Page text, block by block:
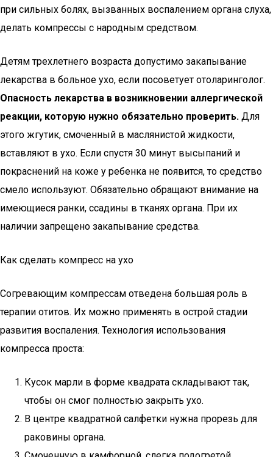
при сильных болях, вызванных воспалением органа слуха,
делать компрессы с народным средством.
Детям трехлетнего возраста допустимо закапывание
лекарства в больное ухо, если посоветует отоларинголог.
Опасность лекарства в возникновении аллергической
реакции, которую нужно обязательно проверить. Для
этого жгутик, смоченный в маслянистой жидкости,
вставляют в ухо. Если спустя 30 минут высыпаний и
покраснений на коже у ребенка не появится, то средство
смело используют. Обязательно обращают внимание на
имеющиеся ранки, ссадины в тканях органа. При их
наличии запрещено закапывание средства.
Как сделать компресс на ухо
Согревающим компрессам отведена большая роль в
терапии отитов. Их можно применять в острой стадии
развития воспаления. Технология использования
компресса проста:
Кусок марли в форме квадрата складывают так,
чтобы он смог полностью закрыть ухо.
В центре квадратной салфетки нужна прорезь для
раковины органа.